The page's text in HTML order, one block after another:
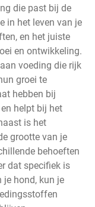
die past bij de
in het leven van je
en het juiste
en ontwikkeling.
voeding die rijk
groei te
hebben bij
helpt bij het
is het
grootte van je
behoeften
dat specifiek is
hond, kun je